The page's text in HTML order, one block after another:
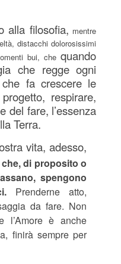
alla filosofia, mentre
distacchi dolorosissimi
bui, chequando
che regge ogni
fa crescere le
respirare,
del fare, l’essenza
Terra.
vita, adesso,
di proposito o
spengono
Prenderne atto,
da fare. Non
l’Amore è anche
finirà sempre per